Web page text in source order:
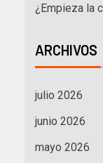
¿Empieza la
ARCHIVOS
julio 2026
junio 2026
mayo 2026